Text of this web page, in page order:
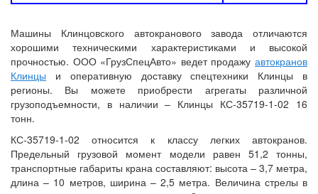
Машины Клинцовского автокранового завода отличаются
хорошими техническими характеристиками и высокой
прочностью. ООО «ГрузСпецАвто» ведет продажу автокранов
Клинцы и оперативную доставку спецтехники Клинцы в
регионы. Вы можете приобрести агрегаты различной
грузоподъемности, в наличии – Клинцы КС-35719-1-02 16
тонн.
КС-35719-1-02 относится к классу легких автокранов.
Предельный грузовой момент модели равен 51,2 тонны,
транспортные габариты крана составляют: высота – 3,7 метра,
длина – 10 метров, ширина – 2,5 метра. Величина стрелы в